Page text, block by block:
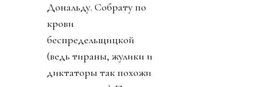
Дональду. Собрату по
крови
беспредельщицкой
(ведь тираны, жулики и
диктаторы так похожи